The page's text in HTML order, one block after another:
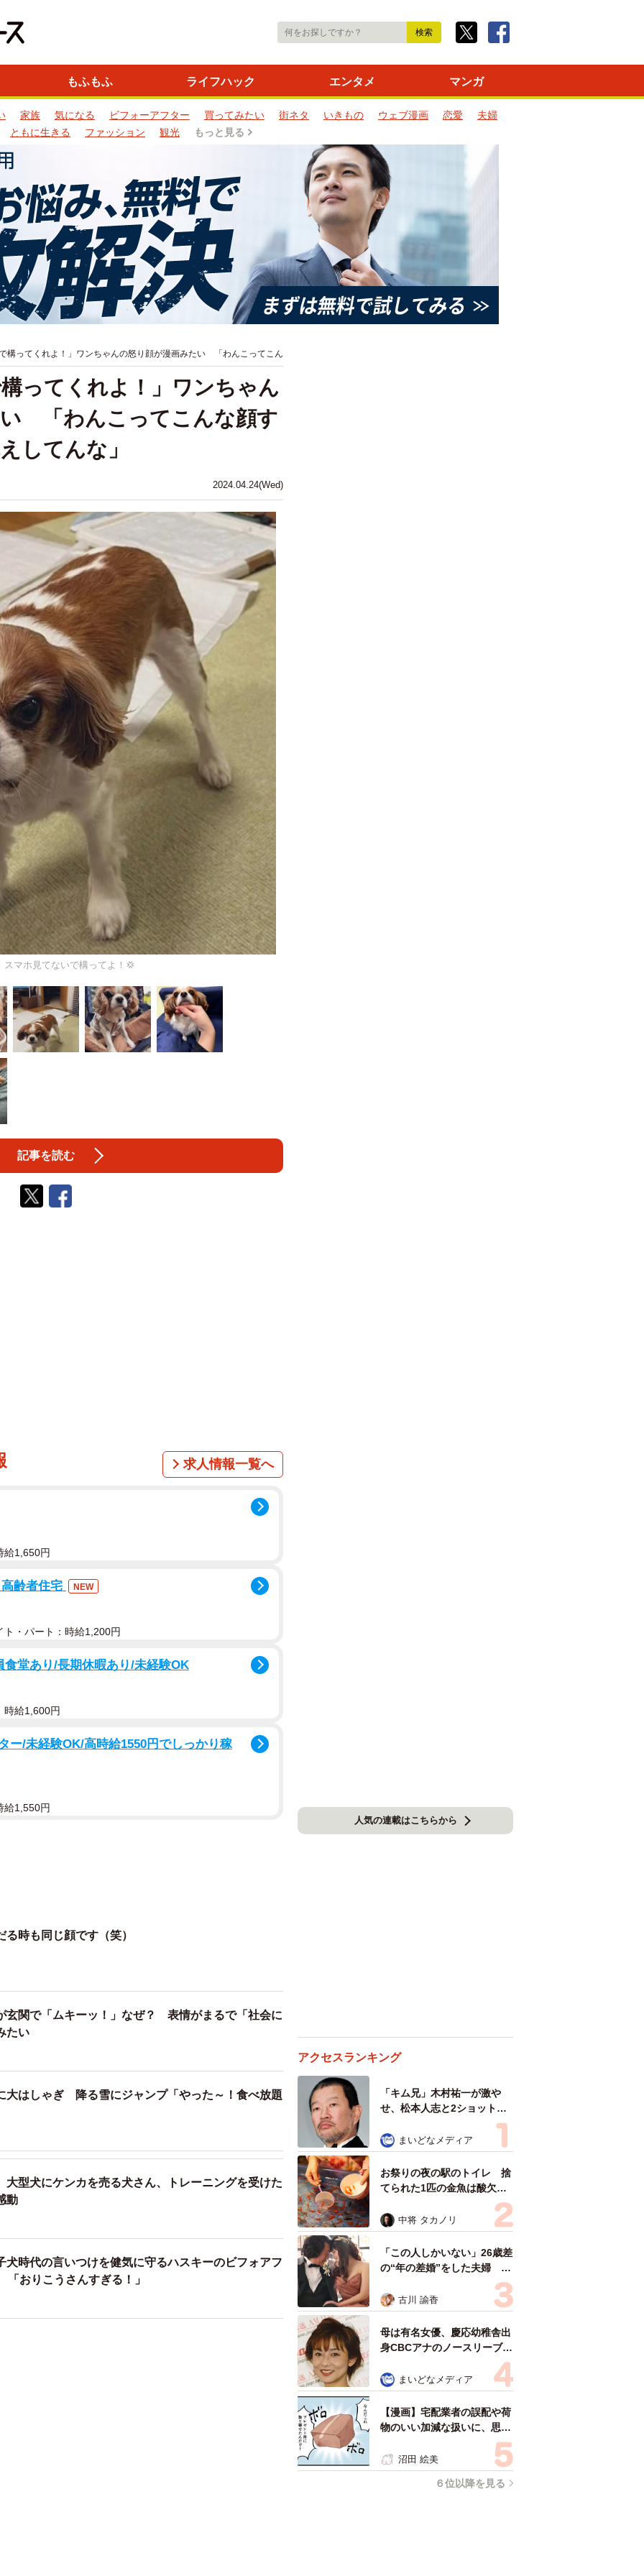
もふもふ ライフハック エンタメ マンガ
家族 気になる ビフォーアフター 買ってみたい 街ネタ いきもの ウェブ漫画 恋愛
夫婦
ともに生きる
ファッション 観光 もっと見る
構ってくれよ！」ワンちゃんの怒り顔が漫画みたい 「わんこってこん
2024.04.24(Wed)
ってくれよ！」ワンちゃん
「わんこってこんな顔す
してんな」
スマホ見てないで構ってよ！💢
記事を読む
求人情報一覧へ
給1,650円
齢者住宅 NEW
ト・パート：時給1,200円
堂あり/長期休暇あり/未経験OK
時給1,600円
ー/未経験OK/高時給1550円でしっかり稼
給1,550円
時も同じ顔です（笑）
玄関で「ムキーッ！」なぜ？ 表情がまるで「社会に
たい
大はしゃぎ 降る雪にジャンプ「やった～！食べ放題
大型犬にケンカを売る犬さん、トレーニングを受けた
動
犬時代の言いつけを健気に守るハスキーのビフォアフ
おりこうさんすぎる！」
人気の連載はこちらから
アクセスランキング
「キム兄」木村祐一が激や
せ、松本人志と2ショット
「一瞬、分からなかったわ」
「テキヤの兄さん」
まいどなメディア
お祭りの夜の駅のトイレ 捨
てられた1匹の金魚は酸欠状
態だった 塩水浴で元気取り
戻し白点病の治療も奏功した
中将 タカノリ
「この人しかいない」26歳差
の“年の差婚”をした夫婦 出
会いは？反対する声はなかっ
た？ 今の思いを聞いた
古川 諭香
母は有名女優、慶応幼稚舎出
身CBCアナのノースリーブ姿
「育ちの良さが表情に表れて
る」「天使の笑顔」
まいどなメディア
【漫画】宅配業者の誤配や荷
物のいい加減な扱いに、思わ
ず「本人が謝りに来い！」…
これってカスハラになります
か？
沼田 絵美
６位以降を見る